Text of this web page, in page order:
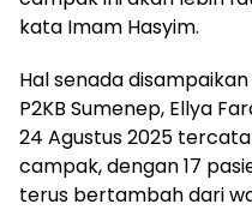
kata Imam Hasyim.
Hal senada
P2KB Sumenep, Ellya
24 Agustus 2025
campak, dengan 17
terus bertambah dari